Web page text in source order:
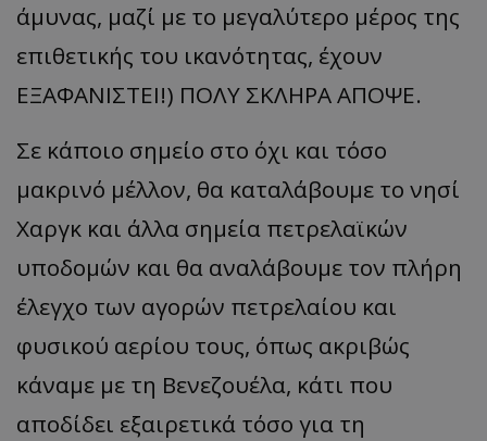
άμυνας, μαζί με το μεγαλύτερο μέρος της
επιθετικής του ικανότητας, έχουν
ΕΞΑΦΑΝΙΣΤΕΙ!) ΠΟΛΥ ΣΚΛΗΡΑ ΑΠΟΨΕ.
Σε κάποιο σημείο στο όχι και τόσο
μακρινό μέλλον, θα καταλάβουμε το νησί
Χαργκ και άλλα σημεία πετρελαϊκών
υποδομών και θα αναλάβουμε τον πλήρη
έλεγχο των αγορών πετρελαίου και
φυσικού αερίου τους, όπως ακριβώς
κάναμε με τη Βενεζουέλα, κάτι που
αποδίδει εξαιρετικά τόσο για τη